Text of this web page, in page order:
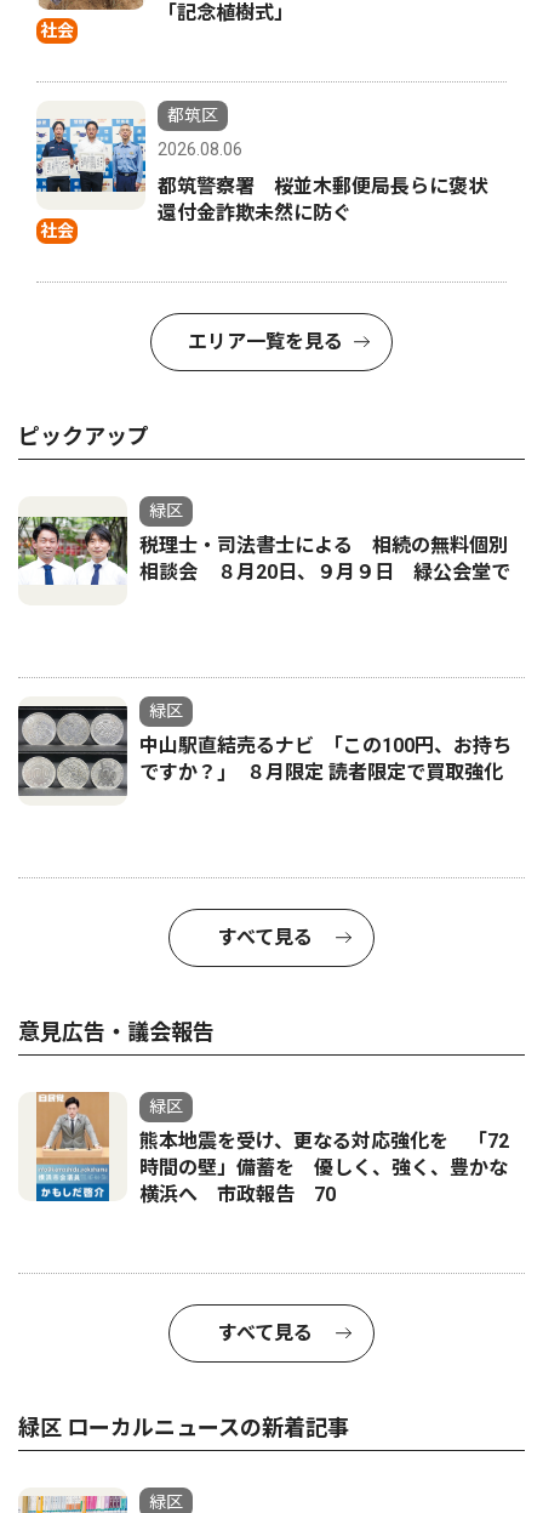
社会
「記念植樹式」
社会
都筑区
2026.08.06
都筑警察署 桜並木郵便局長らに褒状
還付金詐欺未然に防ぐ
エリア一覧を見る
ピックアップ
緑区
税理士・司法書士による 相続の無料個別
相談会 ８月20日、９月９日 緑公会堂で
緑区
中山駅直結売るナビ ｢この100円、お持ち
ですか？｣ ８月限定 読者限定で買取強化
すべて見る
意見広告・議会報告
緑区
熊本地震を受け、更なる対応強化を 「72
時間の壁」備蓄を 優しく、強く、豊かな
横浜へ 市政報告 70
すべて見る
緑区 ローカルニュースの新着記事
緑区